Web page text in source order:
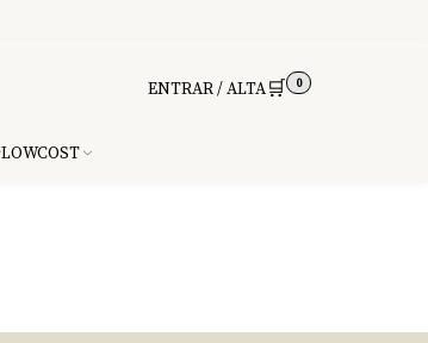
ENTRAR / ALTA🛒 0
LOWCOST